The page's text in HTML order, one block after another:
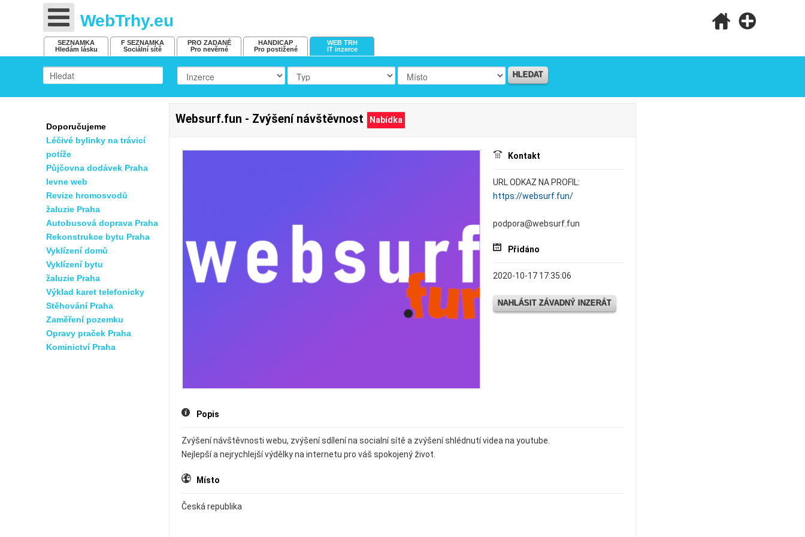
WebTrhy.eu
SEZNAMKA
Hledám lásku
F SEZNAMKA
Sociální sítě
PRO ZADANÉ
Pro nevěrné
HANDICAP
Pro postižené
WEB TRH
IT inzerce
HLEDAT
Websurf.fun - Zvýšení návštěvnost Nabídka
Kontakt
URL ODKAZ NA PROFIL:
https://websurf.fun/
podpora@websurf.fun
Přidáno
2020-10-17 17:35:06
NAHLÁSIT ZÁVADNÝ INZERÁT
Popis
Zvýšení návštěvnosti webu, zvýšení sdílení na socialní sítě a zvýšení shlédnutí videa na youtube.
Nejlepší a nejrychlejší výdělky na internetu pro váš spokojený život.
Místo
Česká republika
Doporučujeme
Léčivé bylinky na trávicí
potíže
Půjčovna dodávek Praha
levne web
Revize hromosvodů
žaluzie Praha
Autobusová doprava Praha
Rekonstrukce bytu Praha
Vyklízení domů
Vyklízení bytu
žaluzie Praha
Výklad karet telefonicky
Stěhování Praha
Zaměření pozemku
Opravy praček Praha
Kominictví Praha